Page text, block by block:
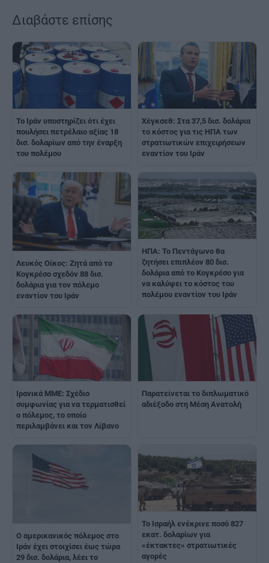
Διαβάστε επίσης
Το Ιράν υποστηρίζει ότι έχει
πουλήσει πετρέλαιο αξίας 18
δισ. δολαρίων από την έναρξη
του πολέμου
Χέγκσεθ: Στα 37,5 δισ. δολάρια
το κόστος για τις ΗΠΑ των
στρατιωτικών επιχειρήσεων
εναντίον του Ιράν
Λευκός Οίκος: Ζητά από το
Κογκρέσο σχεδόν 88 δισ.
δολάρια για τον πόλεμο
εναντίον του Ιράν
ΗΠΑ: Το Πεντάγωνο θα
ζητήσει επιπλέον 80 δισ.
δολάρια από το Κογκρέσο για
να καλύψει το κόστος του
πολέμου εναντίον του Ιράν
Ιρανικά ΜΜΕ: Σχέδιο
συμφωνίας για να τερματισθεί
ο πόλεμος, το οποίο
περιλαμβάνει και τον Λίβανο
Παρατείνεται το διπλωματικό
αδιέξοδο στη Μέση Ανατολή
Ο αμερικανικός πόλεμος στο
Ιράν έχει στοιχίσει έως τώρα
29 δισ. δολάρια, λέει το
Το Ισραήλ ενέκρινε ποσό 827
εκατ. δολαρίων για
«έκτακτες» στρατιωτικές
αγορές